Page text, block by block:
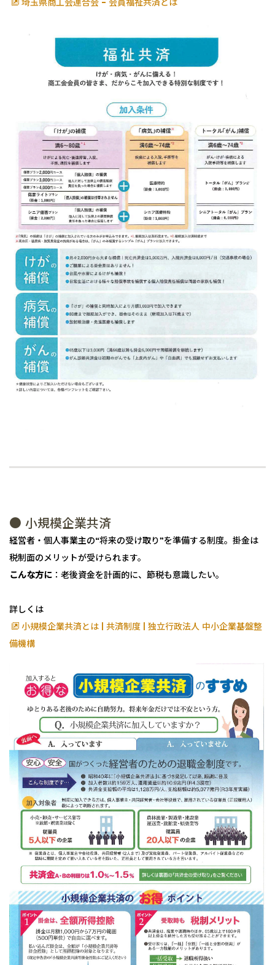
埼玉県商工会連合会 - 会員福祉共済とは
● 小規模企業共済
経営者・個人事業主の“将来の受け取り”を準備する制度。掛金は
税制面のメリットが受けられます。
こんな方に ：老後資金を計画的に、節税も意識したい。
詳しくは
小規模企業共済とは | 共済制度 | 独立行政法人 中小企業基盤整
備機構